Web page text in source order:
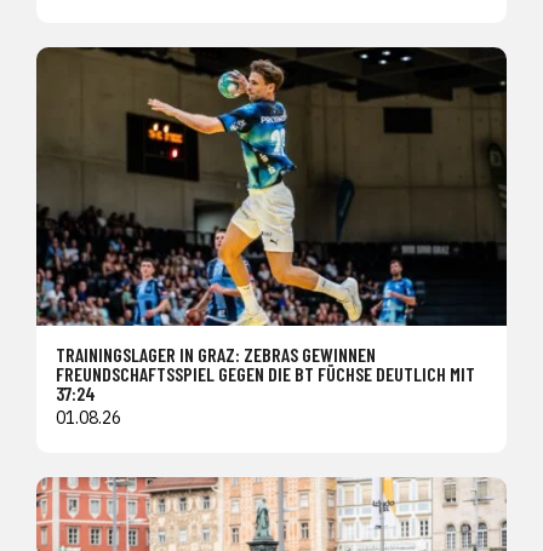
TRAININGSLAGER IN GRAZ: ZEBRAS GEWINNEN
FREUNDSCHAFTSSPIEL GEGEN DIE BT FÜCHSE DEUTLICH MIT
37:24
01.08.26